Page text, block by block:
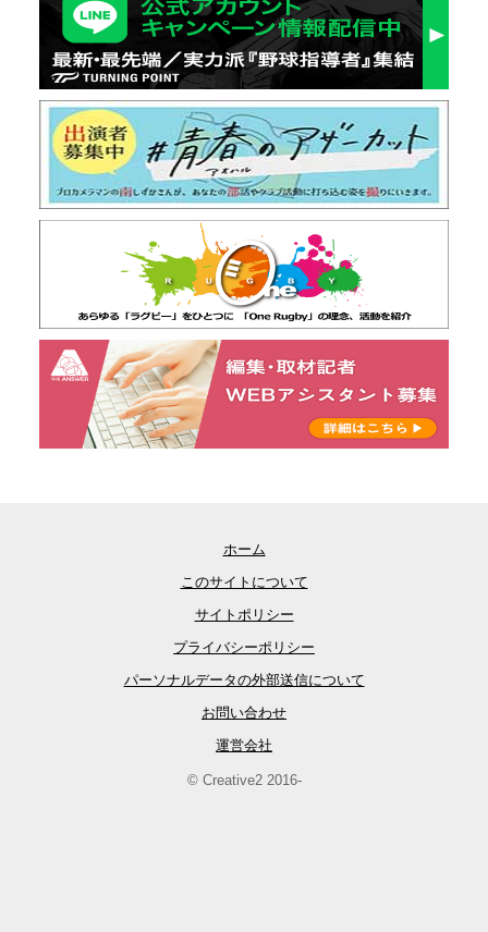
ホーム
このサイトについて
サイトポリシー
プライバシーポリシー
パーソナルデータの外部送信について
お問い合わせ
運営会社
© Creative2 2016-